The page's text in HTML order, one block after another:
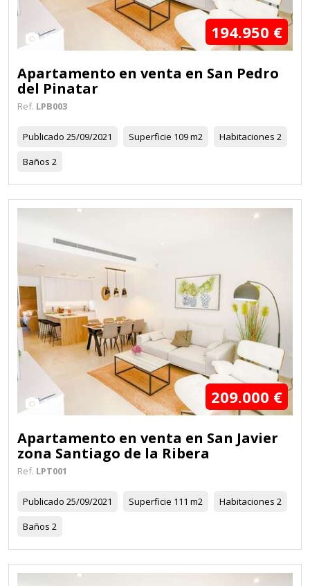
17 194.950 €
Apartamento en venta en San Pedro
del Pinatar
Ref. LPB003
Publicado 25/09/2021 Superficie 109 m2 Habitaciones 2
Baños 2
17 209.000 €
Apartamento en venta en San Javier
zona Santiago de la Ribera
Ref. LPT001
Publicado 25/09/2021 Superficie 111 m2 Habitaciones 2
Baños 2